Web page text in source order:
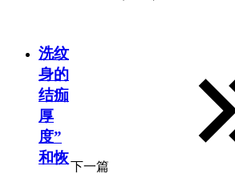
下一篇
洗纹
身的
结痂
厚
度”
和恢